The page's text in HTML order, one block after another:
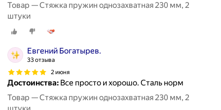
Товар — Стяжка пружин однозахватная 230 мм, 2
штуки
Евгений Богатырев.
33 отзыва
2 июня
Достоинства: Все просто и хорошо. Сталь норм
Товар — Стяжка пружин однозахватная 230 мм, 2